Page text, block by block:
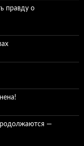
правду о
—